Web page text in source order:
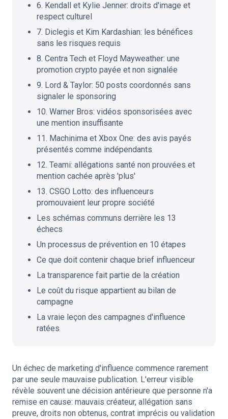
6. Kendall et Kylie Jenner: droits d'image et
respect culturel
7. Diclegis et Kim Kardashian: les bénéfices
sans les risques requis
8. Centra Tech et Floyd Mayweather: une
promotion crypto payée et non signalée
9. Lord & Taylor: 50 posts coordonnés sans
signaler le sponsoring
10. Warner Bros: vidéos sponsorisées avec
une mention insuffisante
11. Machinima et Xbox One: des avis payés
présentés comme indépendants
12. Teami: allégations santé non prouvées et
mention cachée après 'plus'
13. CSGO Lotto: des influenceurs
promouvaient leur propre société
Les schémas communs derrière les 13
échecs
Un processus de prévention en 10 étapes
Ce que doit contenir chaque brief influenceur
La transparence fait partie de la création
Le coût du risque appartient au bilan de
campagne
La vraie leçon des campagnes d'influence
ratées
Un échec de marketing d'influence commence rarement
par une seule mauvaise publication. L'erreur visible
révèle souvent une décision antérieure que personne n'a
remise en cause: mauvais créateur, allégation sans
preuve, droits non obtenus, contrat imprécis ou validation